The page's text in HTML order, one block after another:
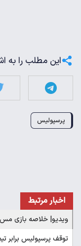
این مطلب را به
پرسپولیس
اخبار مرتبط
ویدیو| خلاصه بازی مس رفسنجان
توقف پرسپولیس برابر